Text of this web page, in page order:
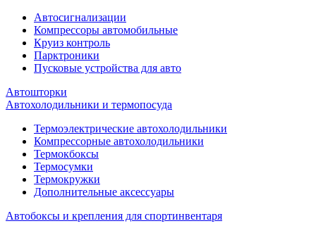
Автосигнализации
Компрессоры автомобильные
Круиз контроль
Парктроники
Пусковые устройства для авто
Автошторки
Автохолодильники и термопосуда
Термоэлектрические автохолодильники
Компрессорные автохолодильники
Термокбоксы
Термосумки
Термокружки
Дополнительные аксессуары
Автобоксы и крепления для спортинвентаря